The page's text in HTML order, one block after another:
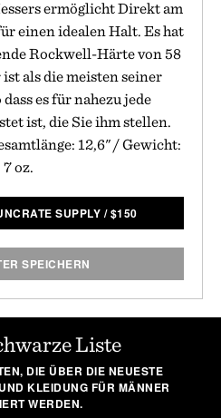
ermöglicht Direkt am
einen idealen Halt. Es hat
Rockwell-Härte von 58
ist als die meisten seiner
es für nahezu jede
ist, die Sie ihm stellen.
12,6" / Gewicht:
7 oz.
SUPPLY /$150
SPEICHERN
Liste
DIE ÜBER DIE NEUESTE
KLEIDUNG FÜR MÄNNER
WERDEN.